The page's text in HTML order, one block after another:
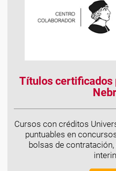
Títulos certificados
Cursos con créditos
puntuables en
bolsas de